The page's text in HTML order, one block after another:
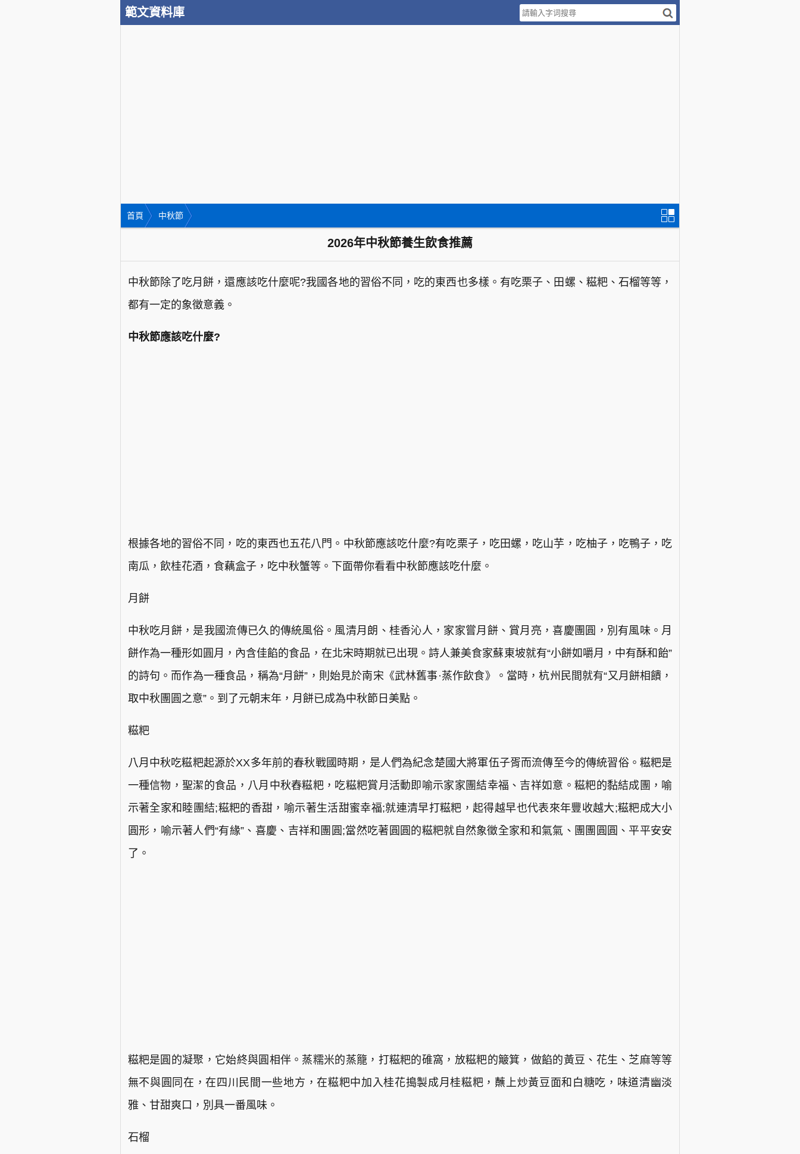
範文資料庫
首頁 中秋節
2026年中秋節養生飲食推薦
中秋節除了吃月餅，還應該吃什麼呢?我國各地的習俗不同，吃的東西也多樣。有吃栗子、田螺、糍粑、石榴等等，
都有一定的象徵意義。
中秋節應該吃什麼?
根據各地的習俗不同，吃的東西也五花八門。中秋節應該吃什麼?有吃栗子，吃田螺，吃山芋，吃柚子，吃鴨子，吃
南瓜，飲桂花酒，食藕盒子，吃中秋蟹等。下面帶你看看中秋節應該吃什麼。
月餅
中秋吃月餅，是我國流傳已久的傳統風俗。風清月朗、桂香沁人，家家嘗月餅、賞月亮，喜慶團圓，別有風味。月
餅作為一種形如圓月，內含佳餡的食品，在北宋時期就已出現。詩人兼美食家蘇東坡就有“小餅如嚼月，中有酥和飴”
的詩句。而作為一種食品，稱為“月餅”，則始見於南宋《武林舊事·蒸作飲食》。當時，杭州民間就有“又月餅相饋，
取中秋團圓之意”。到了元朝末年，月餅已成為中秋節日美點。
糍粑
八月中秋吃糍粑起源於XX多年前的春秋戰國時期，是人們為紀念楚國大將軍伍子胥而流傳至今的傳統習俗。糍粑是
一種信物，聖潔的食品，八月中秋舂糍粑，吃糍粑賞月活動即喻示家家團結幸福、吉祥如意。糍粑的黏結成團，喻
示著全家和睦團結;糍粑的香甜，喻示著生活甜蜜幸福;就連清早打糍粑，起得越早也代表來年豐收越大;糍粑成大小
圓形，喻示著人們“有緣”、喜慶、吉祥和團圓;當然吃著圓圓的糍粑就自然象徵全家和和氣氣、團團圓圓、平平安安
了。
糍粑是圓的凝聚，它始終與圓相伴。蒸糯米的蒸籠，打糍粑的碓窩，放糍粑的簸箕，做餡的黃豆、花生、芝麻等等
無不與圓同在，在四川民間一些地方，在糍粑中加入桂花搗製成月桂糍粑，蘸上炒黃豆面和白糖吃，味道清幽淡
雅、甘甜爽口，別具一番風味。
石榴